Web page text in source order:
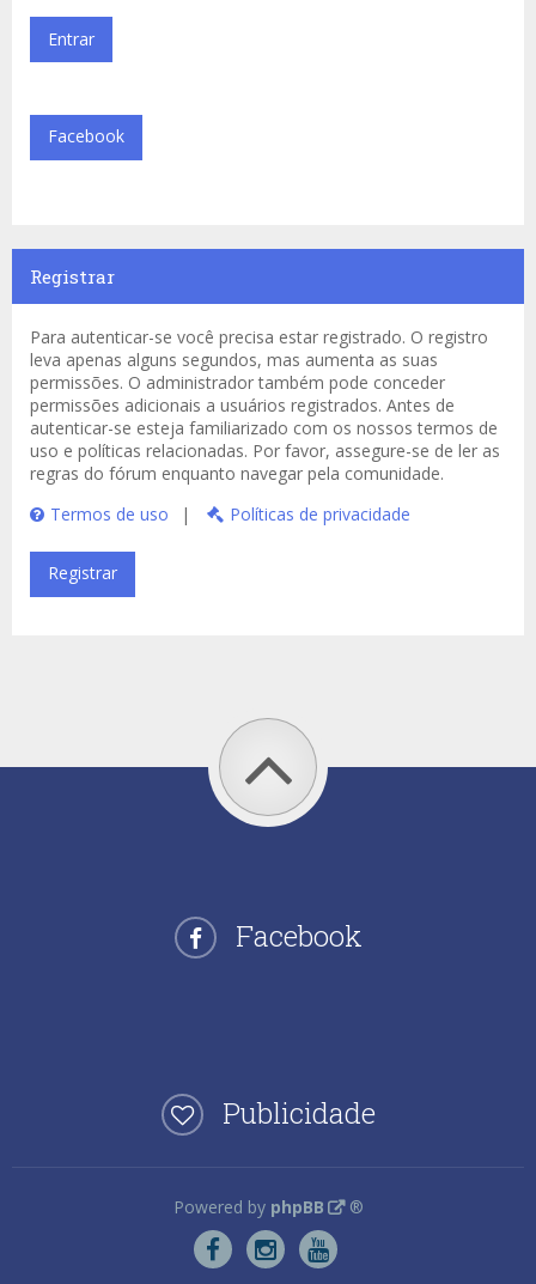
Facebook
Registrar
Para autenticar-se você precisa estar registrado. O registro
leva apenas alguns segundos, mas aumenta as suas
permissões. O administrador também pode conceder
permissões adicionais a usuários registrados. Antes de
autenticar-se esteja familiarizado com os nossos termos de
uso e políticas relacionadas. Por favor, assegure-se de ler as
regras do fórum enquanto navegar pela comunidade.
Termos de uso
| Políticas de privacidade
Registrar
Facebook
Publicidade
Powered by phpBB ®